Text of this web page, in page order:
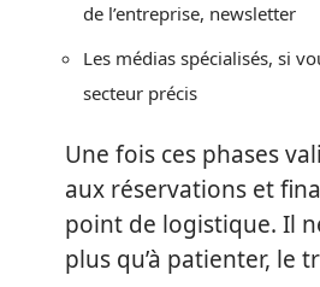
de l’entreprise, newsletter
Les médias spécialisés, si
secteur précis
Une fois ces phases
aux réservations et
point de logistique. Il
plus qu’à patienter, le